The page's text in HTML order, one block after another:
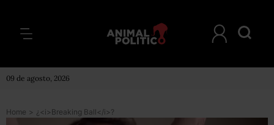
09 de agosto, 2026
Home > ¿<i>Breaking Ball</i>?